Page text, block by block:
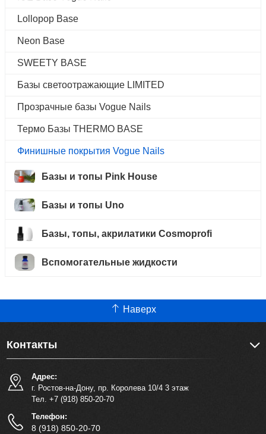
Lollopop Base
Neon Base
SWEETY BASE
Базы светоотражающие LIMITED
Прозрачные базы Vogue Nails
Термо Базы THERMO BASE
Финишные покрытия Vogue Nails
Базы и топы Pink House
Базы и топы Uno
Базы, топы, акрилатики Cosmoprofi
Вспомогательные жидкости
Наверх
Контакты
Адрес:
г. Ростов-на-Дону, пр. Королева 10/4 3 этаж
Тел. +7 (918) 850-20-70
Телефон:
8 (918) 850-20-70